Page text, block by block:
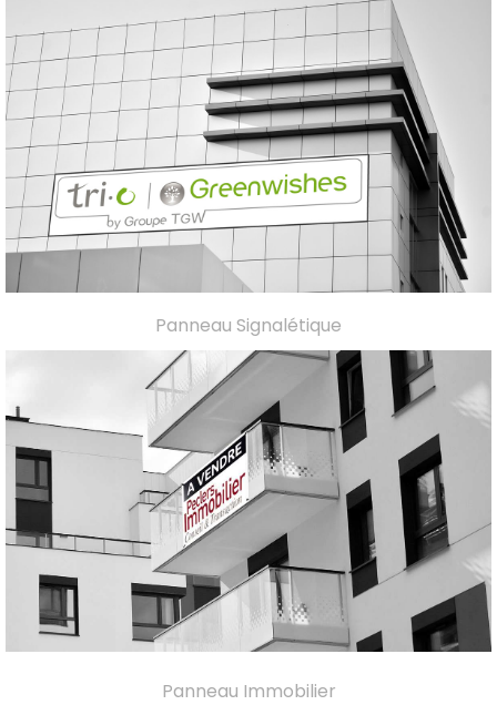
Panneau Signalétique
Panneau Immobilier